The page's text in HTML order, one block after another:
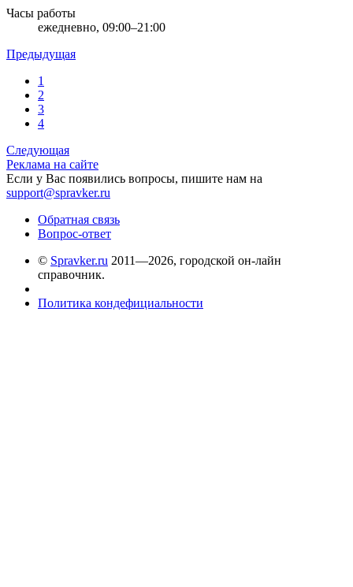
Часы работы
ежедневно, 09:00–21:00
Предыдущая
1
2
3
4
Следующая
Реклама на сайте
Если у Вас появились вопросы, пишите нам на
support@spravker.ru
Обратная связь
Вопрос-ответ
© Spravker.ru 2011—2026, городской он-лайн
справочник.
Политика кондефициальности